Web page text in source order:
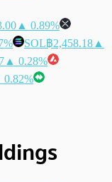
▲ 0.89%
SOL฿2,458.18 ▲
▲ 0.28%